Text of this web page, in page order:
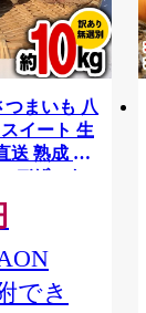
まいも 八
イート 生
送 熟成 イ
デザート
でき